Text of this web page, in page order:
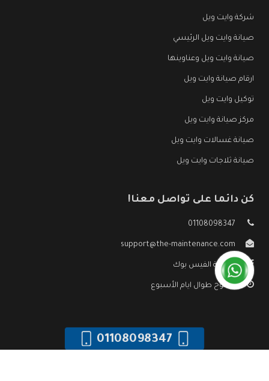
شركة وايت ويل
صيانة وايت ويل الرئيسي
صيانة وايت ويل وعناوينها
ارقام صيانة وايت ويل
توكيل وايت ويل
مركز صيانة وايت ويل
صيانة غسالات وايت ويل
صيانة ثلاجات وايت ويل
كن دائما على تواصل معنا!
01108098347
support@the-maintenance.com
صفحة الفيس بوك
مفتوح طوال ايام الأسبوع
01108098347